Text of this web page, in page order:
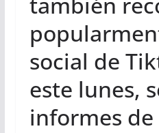
social de
este lunes,
informes de